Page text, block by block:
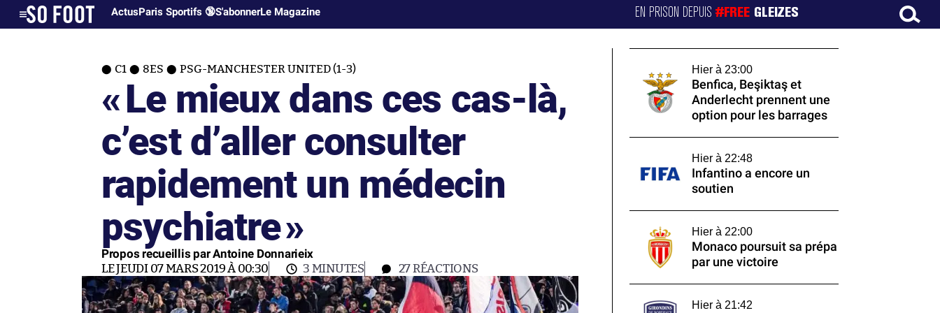
ActusParis Sportifs 🔞S'abonnerLe Magazine EN PRISON DEPUIS#FREE GLEIZES
C1 8ES PSG-MANCHESTER UNITED (1-3)
«Le mieux dans ces cas-là,
c’est d’aller consulter
rapidement un médecin
psychiatre»
Propos recueillis par Antoine Donnarieix
LE JEUDI 07 MARS 2019 À 00:30 3 MINUTES 27RÉACTIONS
Hier à 23:00
Benfica, Beşiktaş et
Anderlecht prennent une
option pour les barrages
Hier à 22:48
Infantino a encore un
soutien
Hier à 22:00
Monaco poursuit sa prépa
par une victoire
Hier à 21:42